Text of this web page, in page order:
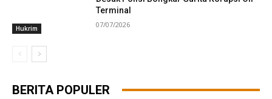
Hukrim
Terminal
07/07/2026
BERITA POPULER